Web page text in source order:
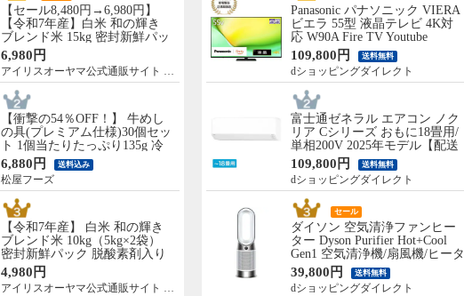
【セール8,480円→6,980円】
【令和7年産】白米 和の輝き
ブレンド米 15kg 密封新鮮パッ
ク 脱酸素剤入り 米 お米 低温
製法米 アイリスオーヤマ [食
品]
6,980円
アイリスオーヤマ公式通販サイト アイリスプラザ
【衝撃の54％OFF！】 牛めし
の具(プレミアム仕様)30個セッ
ト 1個当たりたっぷり135g 冷
凍食品 松屋牛丼 当店のイチオ
シ 非常食
6,880円 送料込み
松屋フーズ
【令和7年産】 白米 和の輝き
ブレンド米 10kg（5kg×2袋）
密封新鮮パック 脱酸素剤入り
米 お米 低温製法米 アイリスオ
ーヤマ [食品]
4,980円
アイリスオーヤマ公式通販サイト アイリスプラザ
Panasonic パナソニック VIERA
ビエラ 55型 液晶テレビ 4K対
応 W90A Fire TV Youtube
Netflix 【配送のみ 設置なし 軒
先渡し】 ［正規取扱店］ TV-
55W90A
109,800円 送料無料
dショッピングダイレクト
富士通ゼネラル エアコン ノク
リア Cシリーズ おもに18畳用/
単相200V 2025年モデル【配送
のみ 設置なし 軒先渡し】 AS-
C565S2-W
109,800円 送料無料
dショッピングダイレクト
セール
ダイソン 空気清浄ファンヒー
ター Dyson Purifier Hot+Cool
Gen1 空気清浄機/扇風機/ヒータ
ー/暖房 首振り HP10WW
39,800円 送料無料
dショッピングダイレクト